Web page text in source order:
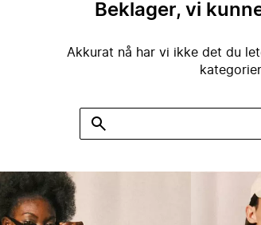
Beklager, vi
Akkurat nå har vi ikke det du